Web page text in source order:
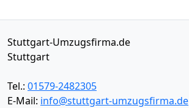
Stuttgart-Umzugsfirma.de
Stuttgart
Tel.: 01579-2482305
E-Mail: info@stuttgart-umzugsfirma.de